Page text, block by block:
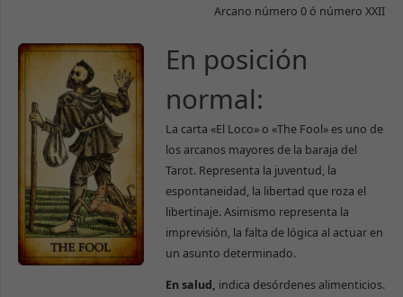
Arcano número 0 ó número XXII
En posición
normal:
La carta «El Loco» o «The Fool» es uno de
los arcanos mayores de la baraja del
Tarot. Representa la juventud, la
espontaneidad, la libertad que roza el
libertinaje. Asimismo representa la
imprevisión, la falta de lógica al actuar en
un asunto determinado.
En salud, indica desórdenes alimenticios.